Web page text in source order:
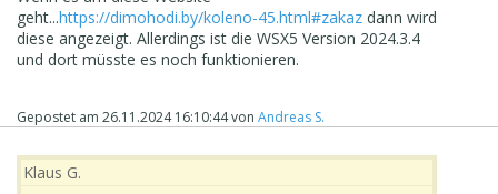
geht...https://dimohodi.by/koleno-45.html#zakaz dann wird
diese angezeigt. Allerdings ist die WSX5 Version 2024.3.4
und dort müsste es noch funktionieren.
Gepostet am 26.11.2024 16:10:44von Andreas S.
Klaus G.